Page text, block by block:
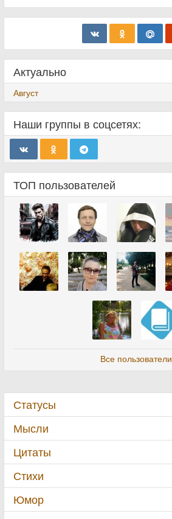
Актуально
Август
Наши группы в соцсетях:
ТОП пользователей
Все пользователи
Статусы
Мысли
Цитаты
Стихи
Юмор